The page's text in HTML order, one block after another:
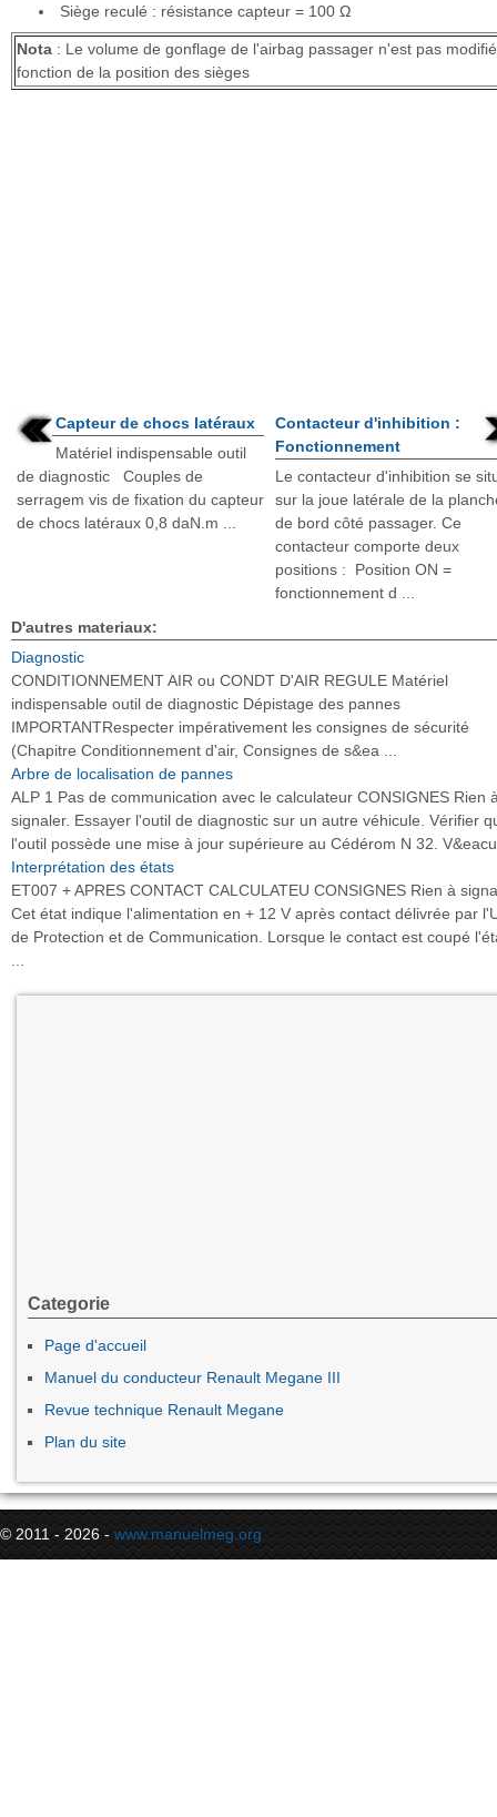
Siège reculé : résistance capteur = 100 Ω
Nota : Le volume de gonflage de l'airbag passager n'est pas
fonction de la position des sièges
Capteur de chocs latéraux
Matériel indispensable outil
de diagnostic Couples de
serragem vis de fixation du capteur
de chocs latéraux 0,8 daN.m ...
Contacteur d'inhibition :
Fonctionnement
Le contacteur d'inhibition se
sur la joue latérale de la
de bord côté passager. Ce
contacteur comporte deux
positions : Position ON =
fonctionnement d ...
D'autres materiaux:
Diagnostic
CONDITIONNEMENT AIR ou CONDT D'AIR REGULE Matériel
indispensable outil de diagnostic Dépistage des pannes
IMPORTANTRespecter impérativement les consignes de sécurité
(Chapitre Conditionnement d'air, Consignes de s&ea ...
Arbre de localisation de pannes
ALP 1 Pas de communication avec le calculateur CONSIGNES Rien
signaler. Essayer l'outil de diagnostic sur un autre véhicule. Vérifier
l'outil possède une mise à jour supérieure au Cédérom N 32.
Interprétation des états
ET007 + APRES CONTACT CALCULATEU CONSIGNES Rien à
Cet état indique l'alimentation en + 12 V après contact délivrée par
de Protection et de Communication. Lorsque le contact est coupé
Categorie
Page d'accueil
Manuel du conducteur Renault Megane III
Revue technique Renault Megane
Plan du site
© 2011 - 2026 - www.manuelmeg.org